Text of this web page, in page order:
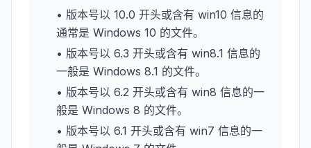
• 版本号以 10.0 开头或含有 win10 信息的
通常是 Windows 10 的文件。
• 版本号以 6.3 开头或含有 win8.1 信息的
一般是 Windows 8.1 的文件。
• 版本号以 6.2 开头或含有 win8 信息的一
般是 Windows 8 的文件。
• 版本号以 6.1 开头或含有 win7 信息的一